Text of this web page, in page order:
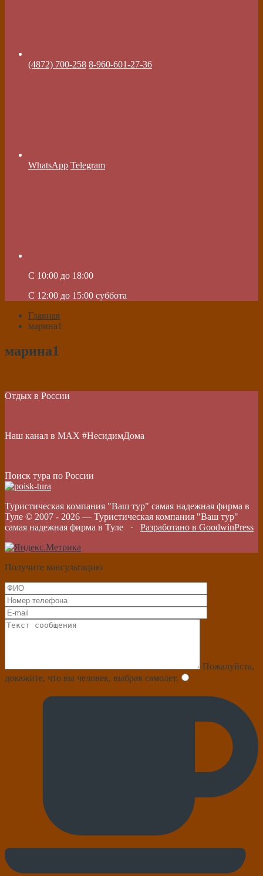
(4872) 700-258 8-960-601-27-36
WhatsApp Telegram
C 10:00 до 18:00
C 12:00 до 15:00 суббота
Главная
марина1
марина1
Отдых в России
Наш канал в МАХ #НесидимДома
Поиск тура по России
Туристическая компания "Ваш тур" самая надежная фирма в
Туле © 2007 - 2026 — Туристическая компания "Ваш тур"
самая надежная фирма в Туле · Разработано в GoodwinPress
Получите консультацию
Пожалуйста,
докажите, что вы человек, выбрав самолет.